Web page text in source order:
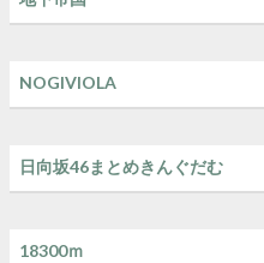
NOGIVIOLA
日向坂46まとめきんぐだむ
18300ｍ